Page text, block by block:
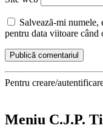
Salvează-mi
pentru data viitoare când
Pentru creare/
Meniu C.J.P.